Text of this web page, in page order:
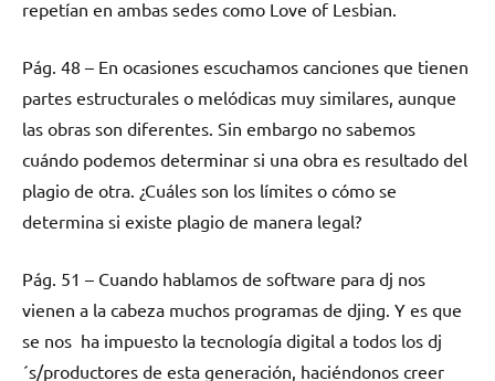
repetían en ambas sedes como Love of Lesbian.
Pág. 48 – En ocasiones escuchamos canciones que tienen
partes estructurales o melódicas muy similares, aunque
las obras son diferentes. Sin embargo no sabemos
cuándo podemos determinar si una obra es resultado del
plagio de otra. ¿Cuáles son los límites o cómo se
determina si existe plagio de manera legal?
Pág. 51 – Cuando hablamos de software para dj nos
vienen a la cabeza muchos programas de djing. Y es que
se nos ha impuesto la tecnología digital a todos los dj
´s/productores de esta generación, haciéndonos creer